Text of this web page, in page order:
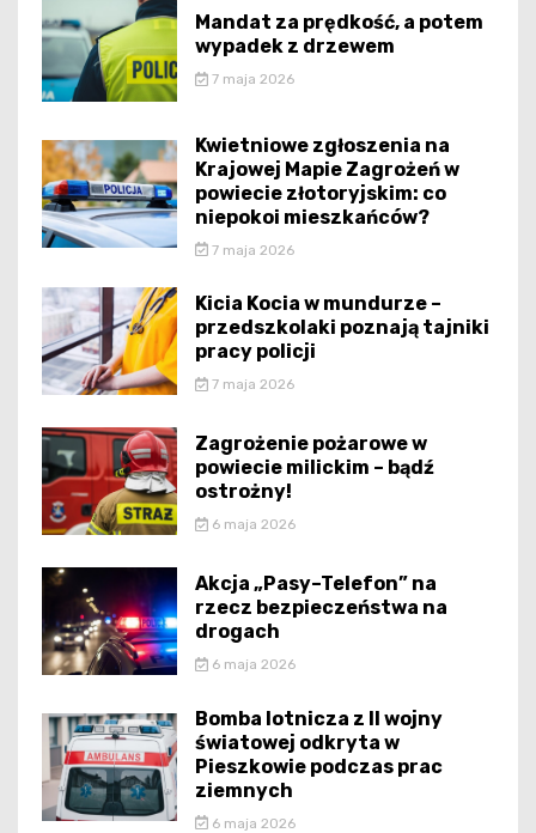
Mandat za prędkość, a potem
wypadek z drzewem
7 maja 2026
Kwietniowe zgłoszenia na
Krajowej Mapie Zagrożeń w
powiecie złotoryjskim: co
niepokoi mieszkańców?
7 maja 2026
Kicia Kocia w mundurze –
przedszkolaki poznają tajniki
pracy policji
7 maja 2026
Zagrożenie pożarowe w
powiecie milickim – bądź
ostrożny!
6 maja 2026
Akcja „Pasy–Telefon” na
rzecz bezpieczeństwa na
drogach
6 maja 2026
Bomba lotnicza z II wojny
światowej odkryta w
Pieszkowie podczas prac
ziemnych
6 maja 2026